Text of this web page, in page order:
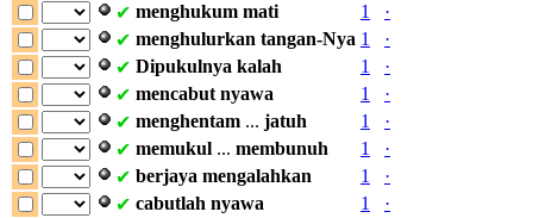
✔ menghukum mati 1
·
✔ menghulurkan tangan-Nya 1
·
✔ Dipukulnya kalah 1
·
✔ mencabut nyawa 1
·
✔ menghentam ... jatuh 1
·
✔ memukul ... membunuh 1
·
✔ berjaya mengalahkan 1
·
✔ cabutlah nyawa 1
·